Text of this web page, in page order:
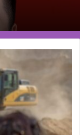
من
التخطيط
التنفيذ..
تبدأ
الإنشاءات